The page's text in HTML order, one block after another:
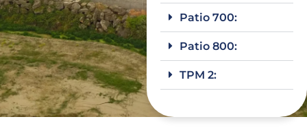
Patio 700:
Patio 800:
TPM 2: